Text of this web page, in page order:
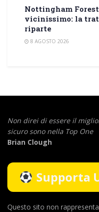
Nottingham
vicinissimo: la
riparte
8 AGOSTO 2026
Non direi di essere il
sicuro sono nella Top One
Brian Clough
Supporta
Questo sito non